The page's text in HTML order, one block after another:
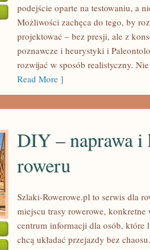
podejście oparte na testowaniu, a
Możliwości zachęca do tego, by
projektować – bez presji, ale z
poznawcze i heurystyki i
rozwijać w sposób realistyczny.
Read More ]
DIY – naprawa i
roweru
Szlaki-Rowerowe.pl to serwis dla
miejscu trasy rowerowe,
centrum informacji dla osób,
chcą układać przejazdy bez